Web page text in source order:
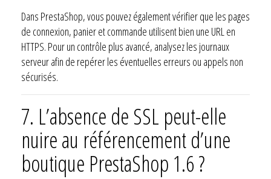
Dans PrestaShop, vous pouvez également vérifier que les pages
de connexion, panier et commande utilisent bien une URL en
HTTPS. Pour un contrôle plus avancé, analysez les journaux
serveur afin de repérer les éventuelles erreurs ou appels non
sécurisés.
7. L’absence de SSL peut-elle
nuire au référencement d’une
boutique PrestaShop 1.6 ?